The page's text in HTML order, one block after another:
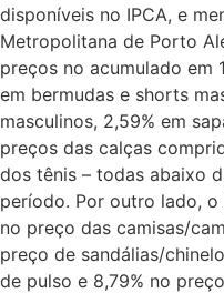
disponíveis no IPCA, e
Metropolitana de Porto
preços no acumulado em
em bermudas e shorts
masculinos, 2,59% em
preços das calças
dos tênis – todas abaixo
período. Por outro lado, o
no preço das camisas/
preço de sandálias/
de pulso e 8,79% no